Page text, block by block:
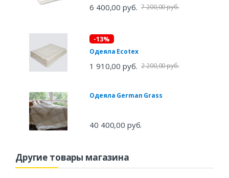
6 400,00 руб. 7 200,00 руб.
-13%
Одеяла Ecotex
1 910,00 руб. 2 200,00 руб.
Одеяла German Grass
40 400,00 руб.
Другие товары магазина